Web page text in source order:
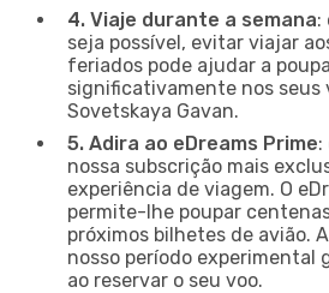
4. Viaje durante a semana:
seja possível, evitar viajar
feriados pode ajudar a
significativamente nos seus
Sovetskaya Gavan.
5. Adira ao eDreams Prime:
nossa subscrição mais
experiência de viagem. O
permite-lhe poupar
próximos bilhetes de avião.
nosso período experimental
ao reservar o seu voo.